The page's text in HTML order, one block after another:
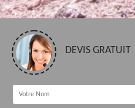
DEVIS GRATUIT